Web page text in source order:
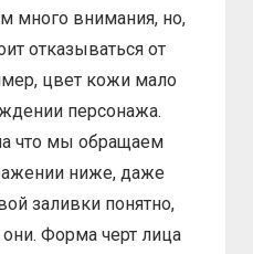
много внимания, но,
отказываться от
цвет кожи мало
персонажа.
что мы обращаем
ниже, даже
заливки понятно,
Форма черт лица